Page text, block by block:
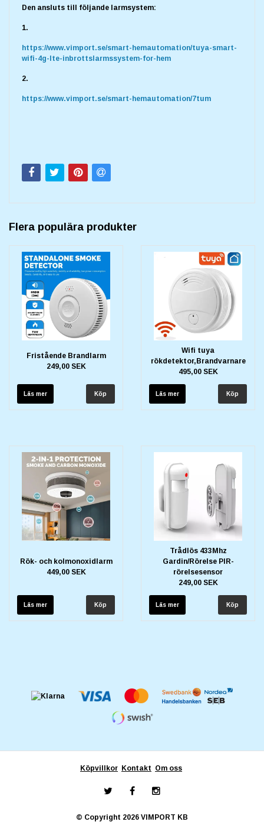
Den ansluts till följande larmsystem:
1.
https://www.vimport.se/smart-hemautomation/tuya-smart-
wifi-4g-lte-inbrottslarmssystem-for-hem
2.
https://www.vimport.se/smart-hemautomation/7tum
Flera populära produkter
Fristående Brandlarm
249,00 SEK
Läs mer
Wifi tuya
rökdetektor,Brandvarnare
495,00 SEK
Läs mer
Rök- och kolmonoxidlarm
449,00 SEK
Läs mer
Trådlös 433Mhz
Gardin/Rörelse PIR-
rörelsesensor
249,00 SEK
Läs mer
Köpvillkor Kontakt Om oss
© Copyright 2026 VIMPORT KB